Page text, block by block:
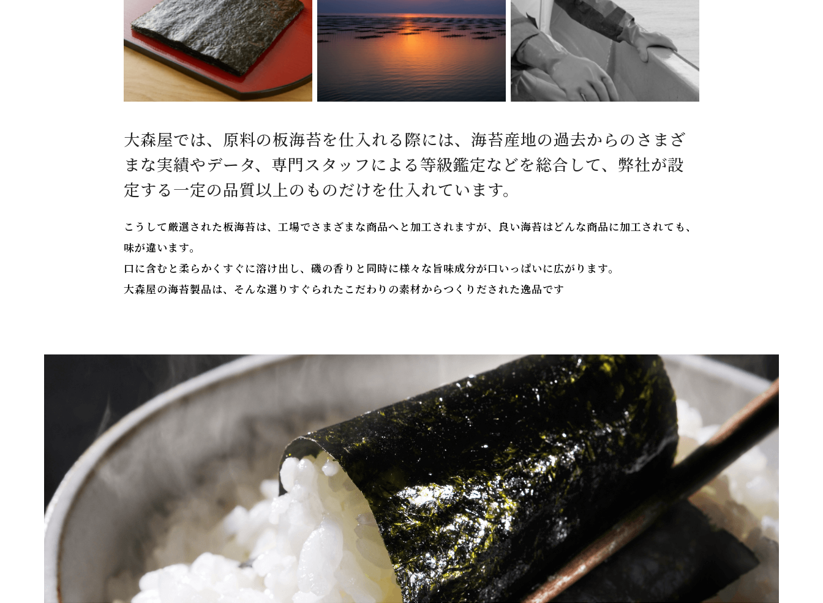
大森屋では、原料の板海苔を仕入れる際には、海苔産地の過去からのさまざ
まな実績やデータ、専門スタッフによる等級鑑定などを総合して、弊社が設
定する一定の品質以上のものだけを仕入れています。
こうして厳選された板海苔は、工場でさまざまな商品へと加工されますが、良い海苔はどんな商品に加工されても、
味が違います。
口に含むと柔らかくすぐに溶け出し、磯の香りと同時に様々な旨味成分が口いっぱいに広がります。
大森屋の海苔製品は、そんな選りすぐられたこだわりの素材からつくりだされた逸品です